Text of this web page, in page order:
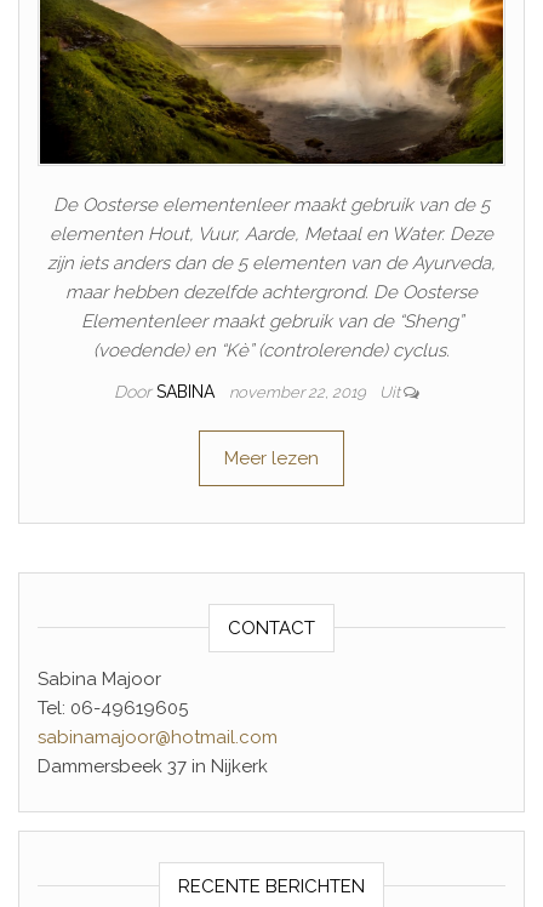
De Oosterse elementenleer maakt gebruik van de 5
elementen Hout, Vuur, Aarde, Metaal en Water. Deze
zijn iets anders dan de 5 elementen van de Ayurveda,
maar hebben dezelfde achtergrond. De Oosterse
Elementenleer maakt gebruik van de “Sheng”
(voedende) en “Kè” (controlerende) cyclus.
Door SABINA november 22, 2019 Uit
Meer lezen
CONTACT
Sabina Majoor
Tel: 06-49619605
sabinamajoor@hotmail.com
Dammersbeek 37 in Nijkerk
RECENTE BERICHTEN